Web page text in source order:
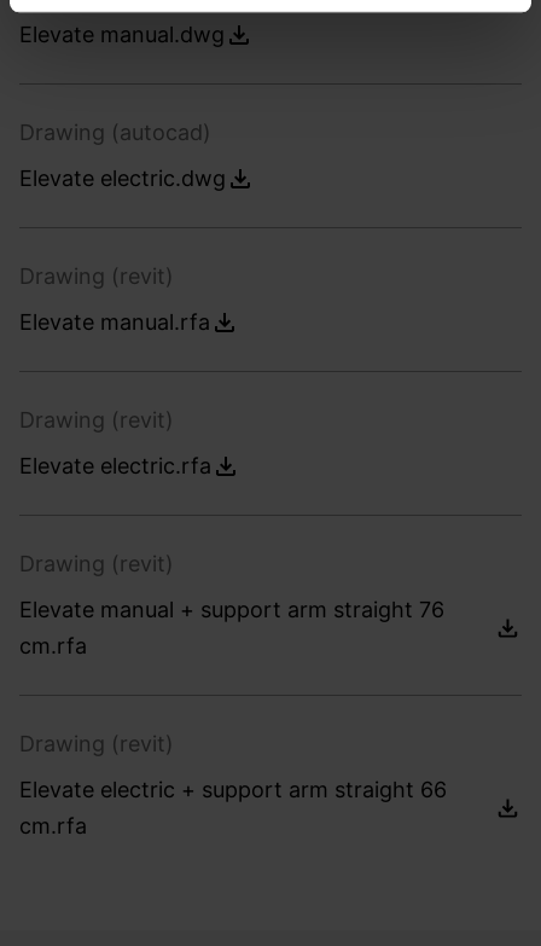
Elevate manual.dwg
Drawing (autocad)
Elevate electric.dwg
Drawing (revit)
Elevate manual.rfa
Drawing (revit)
Elevate electric.rfa
Drawing (revit)
Elevate manual + support arm straight 76
cm.rfa
Drawing (revit)
Elevate electric + support arm straight 66
cm.rfa